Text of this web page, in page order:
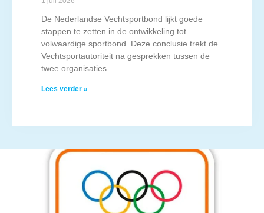
De Nederlandse Vechtsportbond lijkt goede
stappen te zetten in de ontwikkeling tot
volwaardige sportbond. Deze conclusie trekt de
Vechtsportautoriteit na gesprekken tussen de
twee organisaties
Lees verder »